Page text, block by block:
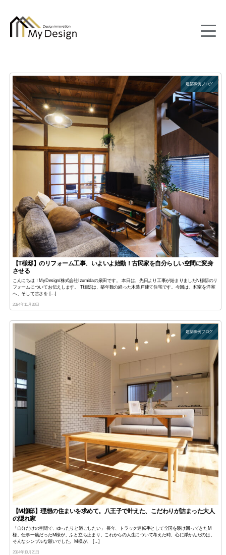
建築事例ブログ
【T様邸】のリフォーム工事、いよいよ始動！古民家を自分らしい空間に変身
させる
こんにちは！MyDesign/株式会社Izumidaの泉田です。 本日は、先日より工事が始まりましたN様邸のリ
フォームについてお伝えします。 T様邸は、築年数の経った木造戸建て住宅です。今回は、和室を洋室
へ、そして古さを […]
2024年11月30日
建築事例ブログ
【M様邸】理想の住まいを求めて。八王子で叶えた、こだわりが詰まった大人
の隠れ家
「自分だけの空間で、ゆったりと過ごしたい」 長年、トラック運転手として全国を駆け回ってきたM
様。仕事一筋だったM様が、ふと立ち止まり、これからの人生について考えた時、心に浮かんだのは、
そんなシンプルな願いでした。M様が、 […]
2024年10月21日